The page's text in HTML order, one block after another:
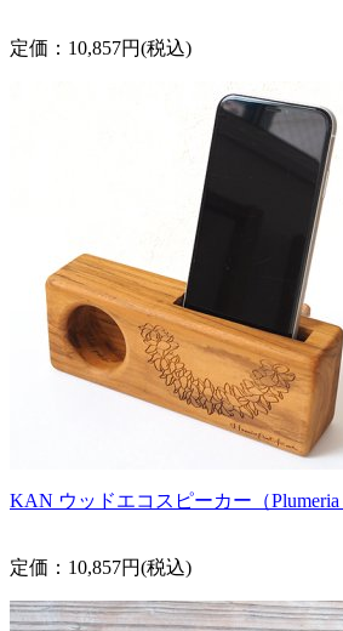
定価：10,857円(税込)
KAN ウッドエコスピーカー（Plumeria
定価：10,857円(税込)